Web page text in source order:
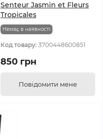
Senteur Jasmin et Fleurs
Tropicales
Немає в наявності
Код товару: 3700448600851
850 грн
Повідомити мене